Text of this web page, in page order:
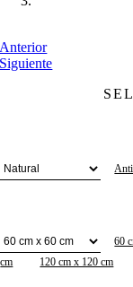
Anterior
Siguiente
60
cm
120 cm x 120 cm